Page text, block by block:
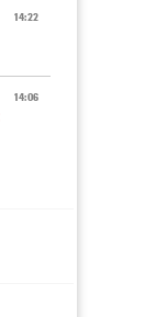
14:22
14:06